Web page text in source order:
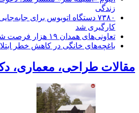
زندگی
۷۳۸۰ دستگاه اتوبوس برای
کارگیری شد
تعاونی‌های همدان ۱۹ هزار فرصت شغلی ایجاد کرده‌اند
باغچه‌های خانگی در کاهش خطر ابتلا
مقالات طراحی، معماری،